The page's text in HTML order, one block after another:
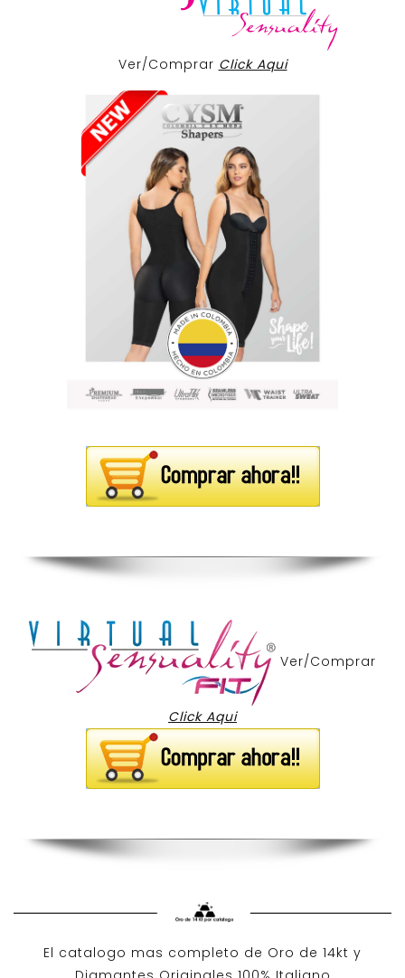
Ver/Comprar Click Aqui
Ver/Comprar
Click Aqui
El catalogo mas completo de Oro de 14kt y